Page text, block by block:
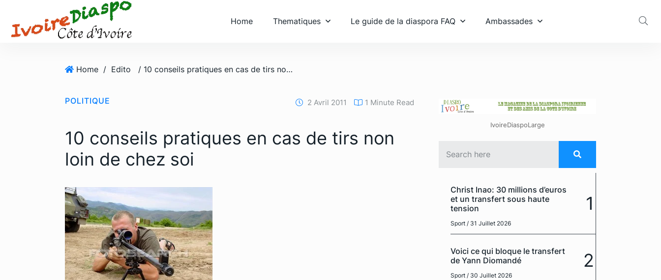
Home Thematiques Le guide de la diaspora FAQ Ambassades
Home / Edito / 10 conseils pratiques en cas de tirs non loin de chez soi
POLITIQUE 2 Avril 2011 1 Minute Read
10 conseils pratiques en cas de tirs non
loin de chez soi
IvoireDiaspoLarge
Christ Inao: 30 millions d’euros
et un transfert sous haute
tension
Sport / 31 Juillet 2026
1
Voici ce qui bloque le transfert
de Yann Diomandé
Sport / 30 Juillet 2026
2